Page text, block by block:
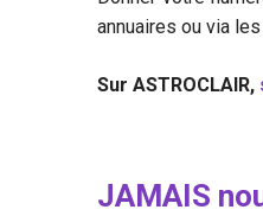
annuaires ou via
Sur ASTROCLAIR,
JAMAIS